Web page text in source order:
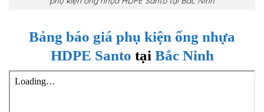
Bảng báo giá phụ kiện ống nhựa
HDPE Santo tại Bắc Ninh